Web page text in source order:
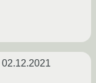
02.12.2021